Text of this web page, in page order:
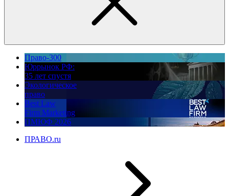
Право-300
Юррынок РФ:
35 лет спустя
Экологическое
право
Best Law
Firm Marketing
ПМЮФ 2026
ПРАВО.ru